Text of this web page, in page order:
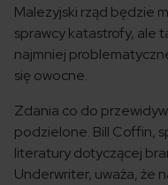
Malezyjski rząd będzie
sprawcy katastrofy, ale
najmniej
się owocne.
Zdania co do
podzielone. Bill Coffin,
literatury dotyczącej
Underwriter, uważa, że